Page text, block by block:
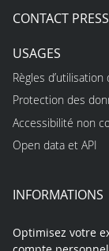
CONTACT
USAGES
Règles d’utilisation
Protection des
Accessibilité non
Open data et API
INFORMATIONS
Optimisez votre